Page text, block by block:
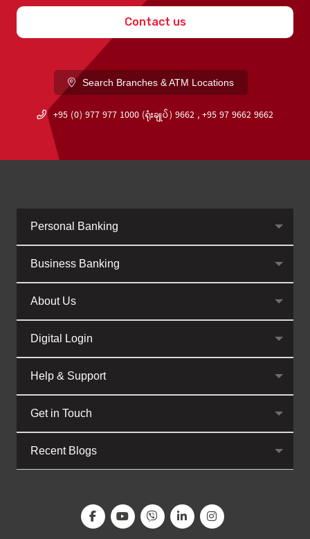
Contact us
Search Branches & ATM Locations
+95 (0) 977 977 1000 (ရုံးချုပ်) 9662 , +95 97 9662 9662
Personal Banking
Business Banking
About Us
Digital Login
Help & Support
Get in Touch
Recent Blogs